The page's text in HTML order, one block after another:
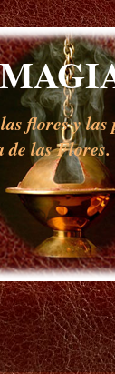
flores y
de las Flores.